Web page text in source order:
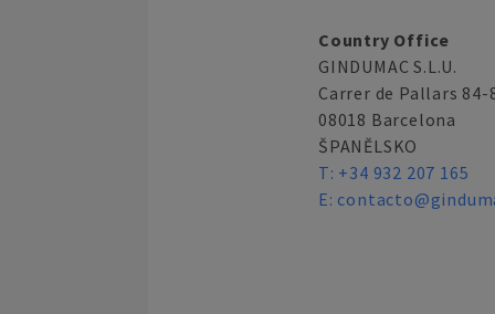
Country Office
GINDUMAC S.L.U.
Carrer de Pallars 84-
08018 Barcelona
ŠPANĚLSKO
T: +34 932 207 165
E: